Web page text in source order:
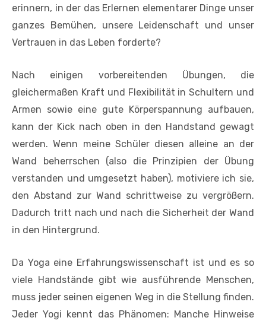
erinnern, in der das Erlernen elementarer Dinge unser
ganzes Bemühen, unsere Leidenschaft und unser
Vertrauen in das Leben forderte?
Nach einigen vorbereitenden Übungen, die
gleichermaßen Kraft und Flexibilität in Schultern und
Armen sowie eine gute Körperspannung aufbauen,
kann der Kick nach oben in den Handstand gewagt
werden. Wenn meine Schüler diesen alleine an der
Wand beherrschen (also die Prinzipien der Übung
verstanden und umgesetzt haben), motiviere ich sie,
den Abstand zur Wand schrittweise zu vergrößern.
Dadurch tritt nach und nach die Sicherheit der Wand
in den Hintergrund.
Da Yoga eine Erfahrungswissenschaft ist und es so
viele Handstände gibt wie ausführende Menschen,
muss jeder seinen eigenen Weg in die Stellung finden.
Jeder Yogi kennt das Phänomen: Manche Hinweise